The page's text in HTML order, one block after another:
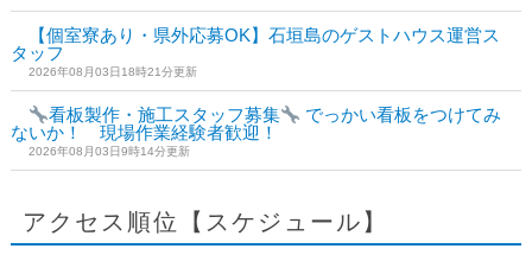
【個室寮あり・県外応募OK】石垣島のゲストハウス運営ス
タッフ
2026年08月03日18時21分更新
看板製作・施工スタッフ募集
でっかい看板をつけてみ
ないか！ 現場作業経験者歓迎！
2026年08月03日9時14分更新
アクセス順位【スケジュール】